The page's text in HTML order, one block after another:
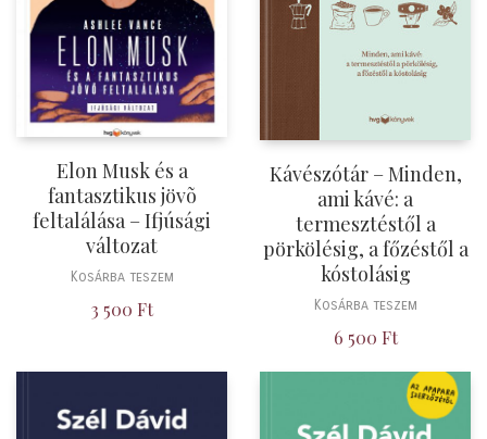
Elon Musk és a
fantasztikus jövõ
feltalálása – Ifjúsági
változat
Kosárba teszem
3 500 Ft
Kávészótár – Minden,
ami kávé: a
termesztéstől a
pörkölésig, a főzéstől a
kóstolásig
Kosárba teszem
6 500 Ft